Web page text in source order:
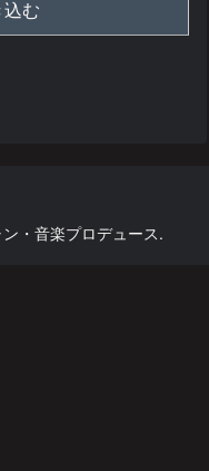
込む
・音楽プロデュース.